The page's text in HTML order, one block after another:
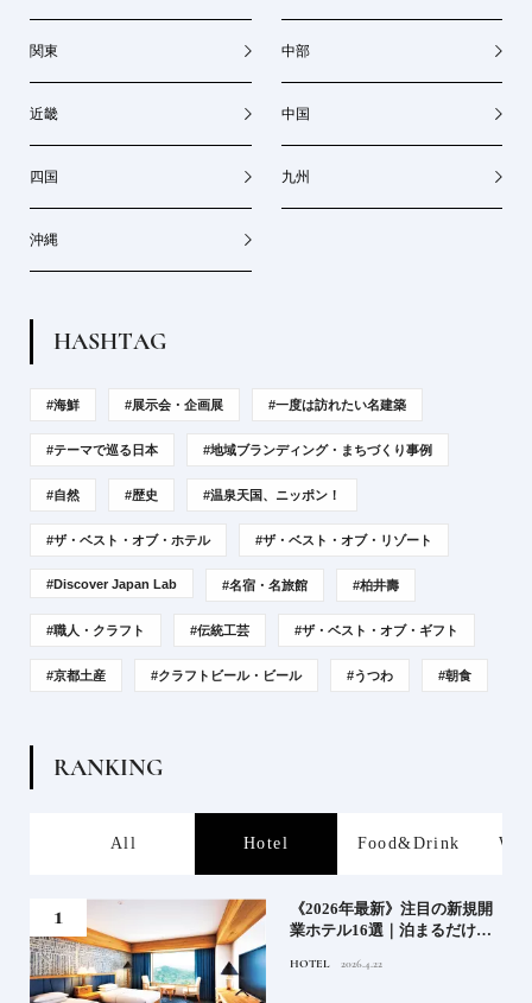
関東 中部
近畿 中国
四国 九州
沖縄
HASHTAG
#海鮮 #展示会・企画展 #一度は訪れたい名建築
#テーマで巡る日本 #地域ブランディング・まちづくり事例
#自然 #歴史 #温泉天国、ニッポン！
#ザ・ベスト・オブ・ホテル #ザ・ベスト・オブ・リゾート
#Discover Japan Lab #名宿・名旅館 #柏井壽
#職人・クラフト #伝統工芸 #ザ・ベスト・オブ・ギフト
#京都土産 #クラフトビール・ビール #うつわ #朝食
RANKING
All Hotel Food&Drink
《2026年最新》注目の新規開
業ホテル16選｜泊まるだけで
ル
HOTEL 2026.4.22